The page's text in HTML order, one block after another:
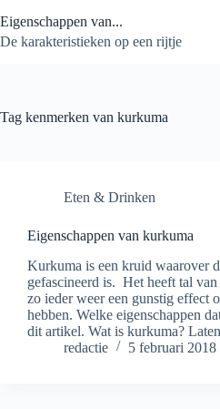
naar
de
Eigenschappen van...
De karakteristieken op een rijtje
Tag kenmerken van kurkuma
Eten & Drinken
Eigenschappen van kurkuma
Kurkuma is een kruid waarover
gefascineerd is. Het heeft tal
zo ieder weer een gunstig effect
hebben. Welke eigenschappen
dit artikel. Wat is kurkuma?
redactie
5 februari 2018